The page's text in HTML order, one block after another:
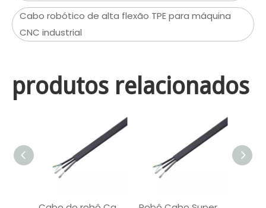
Cabo robótico de alta flexão TPE para máquina
CNC industrial
produtos relacionados